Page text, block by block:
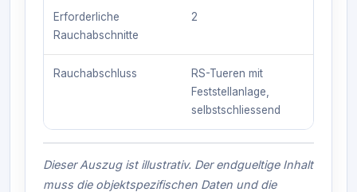
Erforderliche
Rauchabschnitte
2
Rauchabschluss
RS-Tueren mit
Feststellanlage,
selbstschliessend
Dieser Auszug ist illustrativ. Der endgueltige Inhalt
muss die objektspezifischen Daten und die